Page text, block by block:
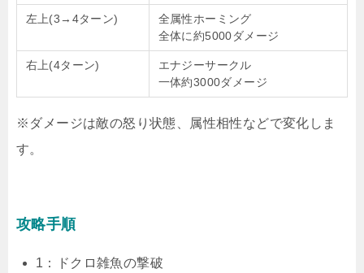
左上(3→4ターン)
全属性ホーミング
全体に約5000ダメージ
右上(4ターン)
エナジーサークル
一体約3000ダメージ
※ダメージは敵の怒り状態、属性相性などで変化しま
す。
攻略手順
1：ドクロ雑魚の撃破